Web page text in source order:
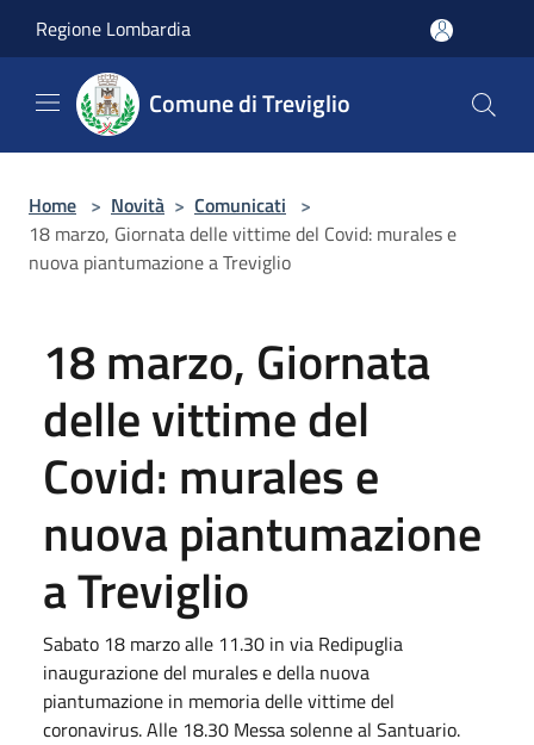
Regione Lombardia
Comune di Treviglio
Home > Novità > Comunicati >
18 marzo, Giornata delle vittime del Covid: murales e
nuova piantumazione a Treviglio
18 marzo, Giornata
delle vittime del
Covid: murales e
nuova piantumazione
a Treviglio
Sabato 18 marzo alle 11.30 in via Redipuglia
inaugurazione del murales e della nuova
piantumazione in memoria delle vittime del
coronavirus. Alle 18.30 Messa solenne al Santuario.